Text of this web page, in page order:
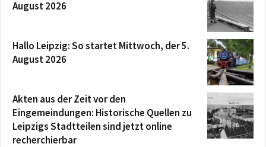
August 2026
Hallo Leipzig: So startet Mittwoch, der 5.
August 2026
Akten aus der Zeit vor den
Eingemeindungen: Historische Quellen zu
Leipzigs Stadtteilen sind jetzt online
recherchierbar